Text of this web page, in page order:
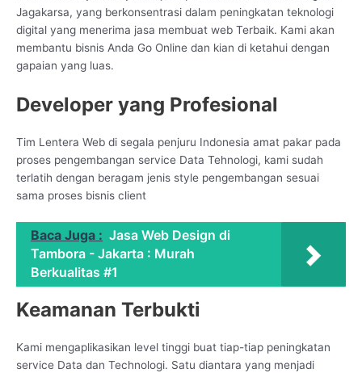
Jagakarsa, yang berkonsentrasi dalam peningkatan teknologi
digital yang menerima jasa membuat web Terbaik. Kami akan
membantu bisnis Anda Go Online dan kian di ketahui dengan
gapaian yang luas.
Developer yang Profesional
Tim Lentera Web di segala penjuru Indonesia amat pakar pada
proses pengembangan service Data Tehnologi, kami sudah
terlatih dengan beragam jenis style pengembangan sesuai
sama proses bisnis client
Baca Juga : Jasa Web Design di
Tambora - Jakarta : Murah
Berkualitas #1
Keamanan Terbukti
Kami mengaplikasikan level tinggi buat tiap-tiap peningkatan
service Data dan Technologi. Satu diantara yang menjadi